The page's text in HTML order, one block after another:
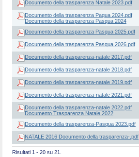
Documento della trasparenza Natale 2023.pdf
Documento della trasparenza Paqua 2024.pdf
Documento della trasparenza Pasqua 2024
Documento della trasparenza Pasqua 2025.pdf
Documento della trasparenza Pasqua 2026.pdf
Documento della trasparenza-natale 2017.pdf
Documento della trasparenza-natale 2018.pdf
Documento della trasparenza-natale 2019.pdf
Documento della trasparenza-natale 2021.pdf
Documento della trasparenza-natale 2022.pdf
Documento Trasparenza Natale 2022
Documento della trasparenza-Pasqua 2023.pdf
NATALE 2016 Documento della trasparenza-.pdf
Risultati 1 - 20 su 21.